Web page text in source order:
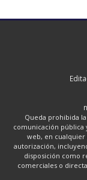
Queda prohibida
comunicación pública
web, en cualquier
autorización,
disposición como
comerciales o